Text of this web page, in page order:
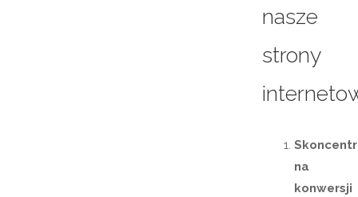
nasze
strony
na
konwersji